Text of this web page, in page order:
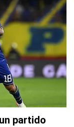
partido